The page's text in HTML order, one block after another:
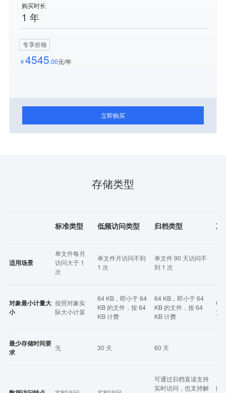
购买时长
1 年
专享价格
￥4545.00元/年
立即购买
存储类型
标准类型 低频访问类型 归档类型 冷
适用场景
单文件每月
访问大于 1
次
单文件月访问不到
1 次
单文件 90 天访问不
到 1 次
单
对象最小计量大
小
按照对象实
际大小计算
64 KB，即小于 64
KB 的文件，按 64
KB 计费
64 KB，即小于 64
KB 的文件，按 64
KB 计费
64
文
最少存储时间要
求
无 30 天 60 天
可通过归档直读支持
实时访问，也支持解
解